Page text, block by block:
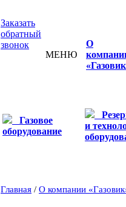
Заказать
обратный
звонок
МЕНЮ
О
Газовое
оборудование
и
Главная / О компании